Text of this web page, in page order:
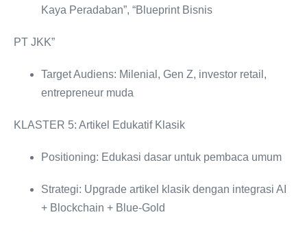
Kaya Peradaban”, “Blueprint Bisnis
PT JKK”
Target Audiens: Milenial, Gen Z, investor retail,
entrepreneur muda
KLASTER 5: Artikel Edukatif Klasik
Positioning: Edukasi dasar untuk pembaca umum
Strategi: Upgrade artikel klasik dengan integrasi AI
+ Blockchain + Blue-Gold